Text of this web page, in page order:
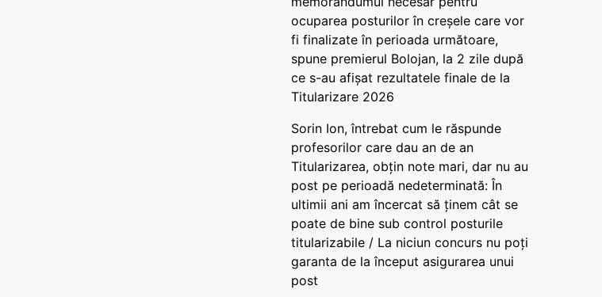
ocuparea posturilor în creșele care vor
fi finalizate în perioada următoare,
spune premierul Bolojan, la 2 zile după
ce s-au afișat rezultatele finale de la
Titularizare 2026
Sorin Ion, întrebat cum le răspunde
profesorilor care dau an de an
Titularizarea, obțin note mari, dar nu au
post pe perioadă nedeterminată: În
ultimii ani am încercat să ținem cât se
poate de bine sub control posturile
titularizabile / La niciun concurs nu poți
garanta de la început asigurarea unui
post